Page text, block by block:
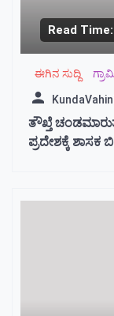
Read Time:
ಈಗಿನ ಸುದ್ದಿ
ತೌಖ್ತೆ
ಪ್ರದೇಶಕ್ಕೆ ಶಾಸಕ